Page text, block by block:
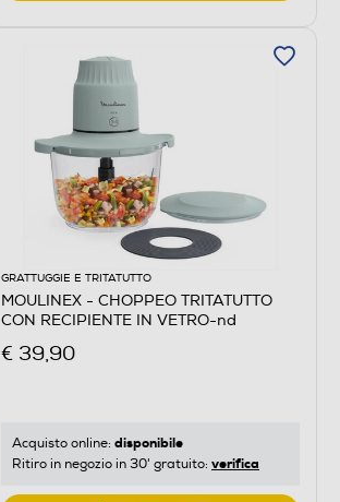
GRATTUGGIE E TRITATUTTO
MOULINEX - CHOPPEO TRITATUTTO
CON RECIPIENTE IN VETRO-nd
€ 39,90
Acquisto online: disponibile
Ritiro in negozio in 30' gratuito: verifica